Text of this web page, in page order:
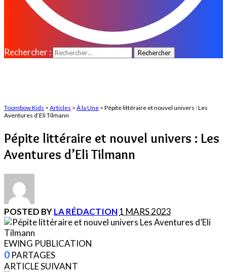
Rechercher :
Toombow Kids > Articles > À la Une > Pépite littéraire et nouvel univers : Les
Aventures d’Eli Tilmann
Pépite littéraire et nouvel univers : Les
Aventures d’Eli Tilmann
POSTED BYLA RÉDACTION1 MARS 2023
EWING PUBLICATION
0 PARTAGES
ARTICLE SUIVANT